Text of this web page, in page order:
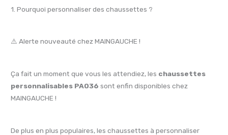
1. Pourquoi personnaliser des chaussettes ?
⚠️ Alerte nouveauté chez MAINGAUCHE !
Ça fait un moment que vous les attendiez, les chaussettes
personnalisables PA036sont enfin disponibles chez
MAINGAUCHE !
De plus en plus populaires, les chaussettes à personnaliser